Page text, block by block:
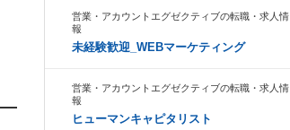
営業・アカウントエグゼクティブの転職・求人情
報
未経験歓迎_WEBマーケティング
営業・アカウントエグゼクティブの転職・求人情
報
ヒューマンキャピタリスト